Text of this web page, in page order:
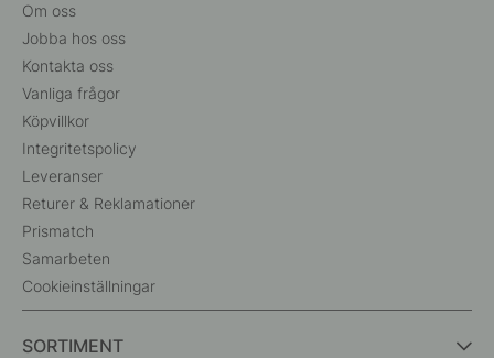
Om oss
Jobba hos oss
Kontakta oss
Vanliga frågor
Köpvillkor
Integritetspolicy
Leveranser
Returer & Reklamationer
Prismatch
Samarbeten
Cookieinställningar
SORTIMENT